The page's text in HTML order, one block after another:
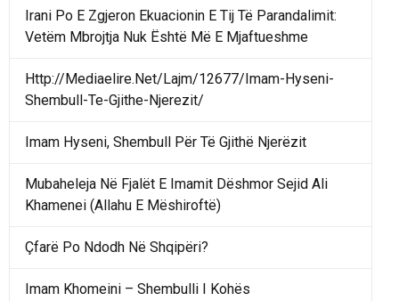
Irani Po E Zgjeron Ekuacionin E Tij Të Parandalimit:
Vetëm Mbrojtja Nuk Është Më E Mjaftueshme
Http://Mediaelire.Net/Lajm/12677/Imam-Hyseni-
Shembull-Te-Gjithe-Njerezit/
Imam Hyseni, Shembull Për Të Gjithë Njerëzit
Mubaheleja Në Fjalët E Imamit Dëshmor Sejid Ali
Khamenei (Allahu E Mëshiroftë)
Çfarë Po Ndodh Në Shqipëri?
Imam Khomeini – Shembulli I Kohës